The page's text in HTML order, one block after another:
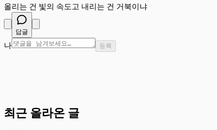
올리는 건 빛의 속도고 내리는 건 거북이냐
답글
나 등록
최근 올라온 글